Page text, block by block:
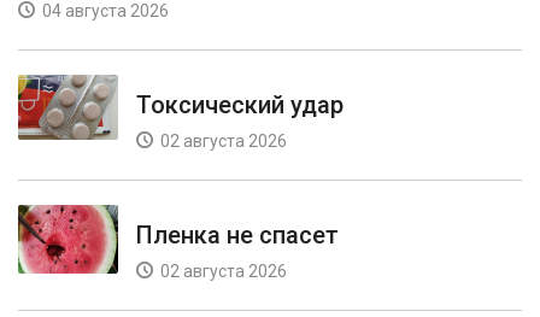
04 августа 2026
Токсический удар
02 августа 2026
Пленка не спасет
02 августа 2026